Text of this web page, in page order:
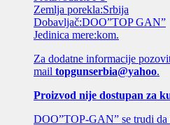
Zemlja porekla:Srbija
Dobavljač:DOO”TOP GAN”
Jedinica mere:kom.
Za dodatne informacije
mail topgunserbia@yahoo.
Proizvod nije dostupan za
DOO”TOP-GAN” se trudi